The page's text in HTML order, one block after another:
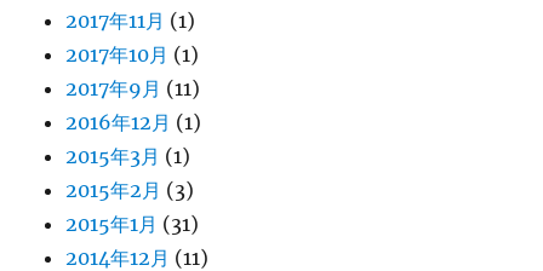
2017年11月 (1)
2017年10月 (1)
2017年9月 (11)
2016年12月 (1)
2015年3月 (1)
2015年2月 (3)
2015年1月 (31)
2014年12月 (11)